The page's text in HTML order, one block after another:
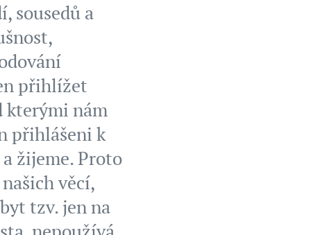
sousedů a
přihlížet
kterými nám
přihlášeni k
žijeme. Proto
věcí,
tzv. jen na